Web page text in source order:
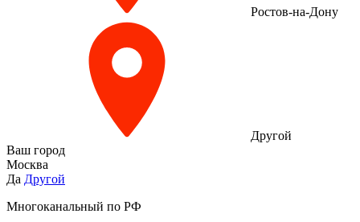
Ростов-на-Дону
Другой
Ваш город
Москва
Да Другой
Многоканальный по РФ